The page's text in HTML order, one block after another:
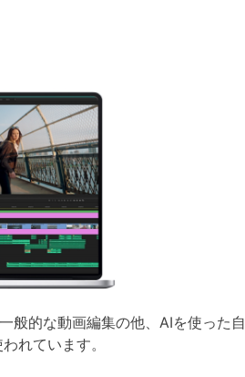
般的な動画編集の他、AIを使った自
れています。